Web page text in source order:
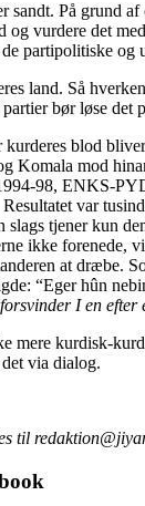
sandt. På grund
og vurdere det
partipolitiske og
land. Så
bør løse det
blod
Komala mod
98, ENKS-
var
tjener kun
ikke forenede,
at dræbe.
“Eger hûn
I en efter
mere kurdisk-
via dialog.
til